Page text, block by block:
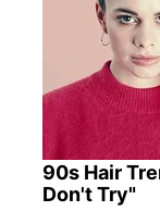
90s Hair
Don't Try"